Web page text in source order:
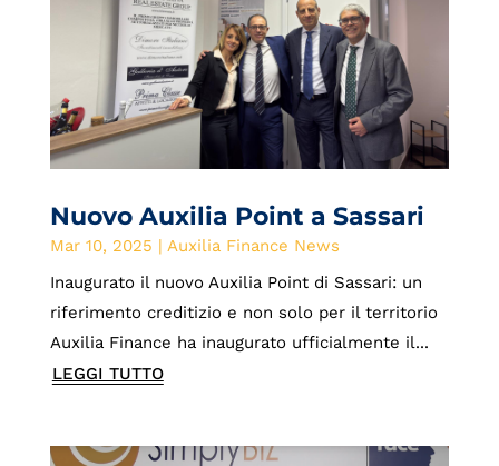
Nuovo Auxilia Point a Sassari
Mar 10, 2025 | Auxilia Finance News
Inaugurato il nuovo Auxilia Point di Sassari: un
riferimento creditizio e non solo per il territorio
Auxilia Finance ha inaugurato ufficialmente il...
LEGGI TUTTO